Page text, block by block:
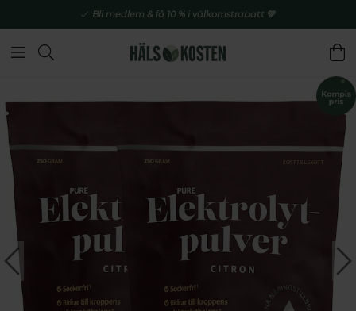
Bli medlem & få 10 % i välkomstrabatt 💚